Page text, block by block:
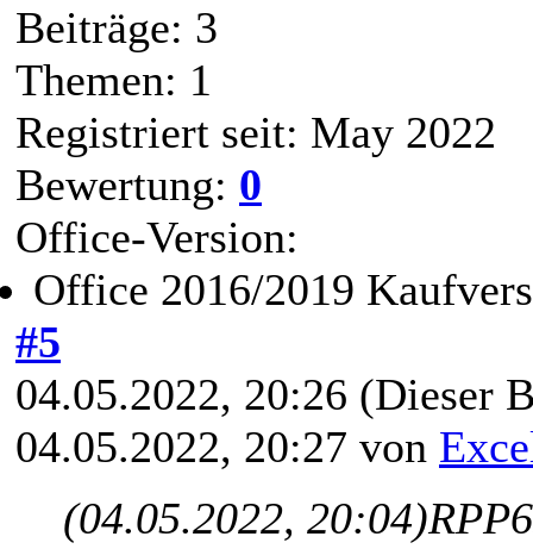
Beiträge: 3
Themen: 1
Registriert seit: May 2022
Bewertung: 0
Office-Version:
Office 2016/2019
#5
04.05.2022, 20:26 (Dieser
04.05.2022, 20:27 von
(04.05.2022, 20:04)